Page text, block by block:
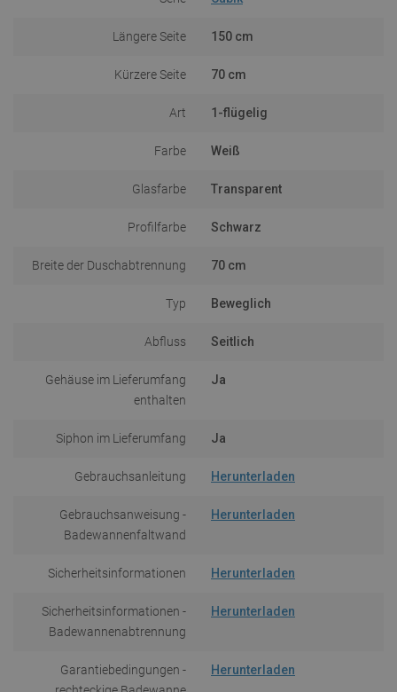
Längere Seite 150 cm
Kürzere Seite 70 cm
Art 1-flügelig
Farbe Weiß
Glasfarbe Transparent
Profilfarbe Schwarz
Breite der Duschabtrennung 70 cm
Typ Beweglich
Abfluss Seitlich
Gehäuse im Lieferumfang
enthalten
Ja
Siphon im Lieferumfang Ja
Gebrauchsanleitung Herunterladen
Gebrauchsanweisung -
Badewannenfaltwand
Herunterladen
Sicherheitsinformationen Herunterladen
Sicherheitsinformationen -
Badewannenabtrennung
Herunterladen
Garantiebedingungen -
Herunterladen